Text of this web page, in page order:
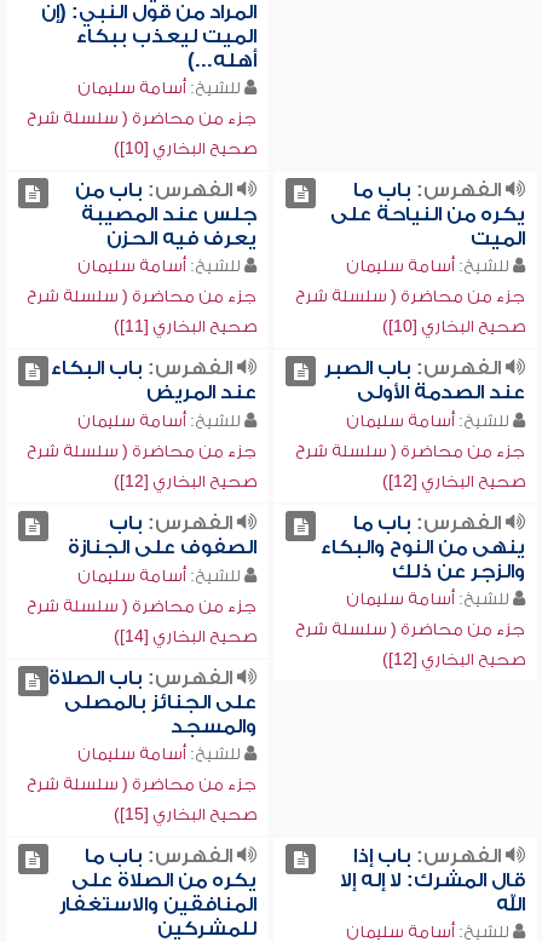
المراد من قول النبي: (إن
الميت ليعذب ببكاء
أهله...)
للشيخ: أسامة سليمان
جزء من محاضرة ( سلسلة شرح
صحيح البخاري [10])
الفهرس: باب ما
يكره من النياحة على
الميت
للشيخ: أسامة سليمان
جزء من محاضرة ( سلسلة شرح
صحيح البخاري [10])
الفهرس: باب من
جلس عند المصيبة
يعرف فيه الحزن
للشيخ: أسامة سليمان
جزء من محاضرة ( سلسلة شرح
صحيح البخاري [11])
الفهرس: باب الصبر
عند الصدمة الأولى
للشيخ: أسامة سليمان
جزء من محاضرة ( سلسلة شرح
صحيح البخاري [12])
الفهرس: باب البكاء
عند المريض
للشيخ: أسامة سليمان
جزء من محاضرة ( سلسلة شرح
صحيح البخاري [12])
الفهرس: باب ما
ينهى من النوح والبكاء
والزجر عن ذلك
للشيخ: أسامة سليمان
جزء من محاضرة ( سلسلة شرح
صحيح البخاري [12])
الفهرس: باب
الصفوف على الجنازة
للشيخ: أسامة سليمان
جزء من محاضرة ( سلسلة شرح
صحيح البخاري [14])
الفهرس: باب الصلاة
على الجنائز بالمصلى
والمسجد
للشيخ: أسامة سليمان
جزء من محاضرة ( سلسلة شرح
صحيح البخاري [15])
الفهرس: باب إذا
قال المشرك: لا إله إلا
الله
للشيخ: أسامة سليمان
الفهرس: باب ما
يكره من الصلاة على
المنافقين والاستغفار
للمشركين